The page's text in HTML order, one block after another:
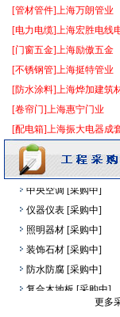
[管材管件]上海万朗管业
[电力电缆]上海宏胜电线
[门窗五金]上海励傲五金
[不锈钢管]上海挺特管业
[防水涂料]上海烨加建筑
[卷帘门]上海惠宁门业
[配电箱]上海振大电器成
消防火警 [采购中]
光源灯具 [采购中]
园林设施 [采购中]
吸顶灯 [采购中]
室外排水 [采购中]
筒灯 [采购中]
商品混凝土 [采购中]
灯盘
日光灯
[采购中]
中央空调 [采购中]
仪器仪表 [采购中]
照明器材 [采购中]
装饰石材 [采购中]
防水防腐 [采购中]
复合木地板 [采购中]
更多